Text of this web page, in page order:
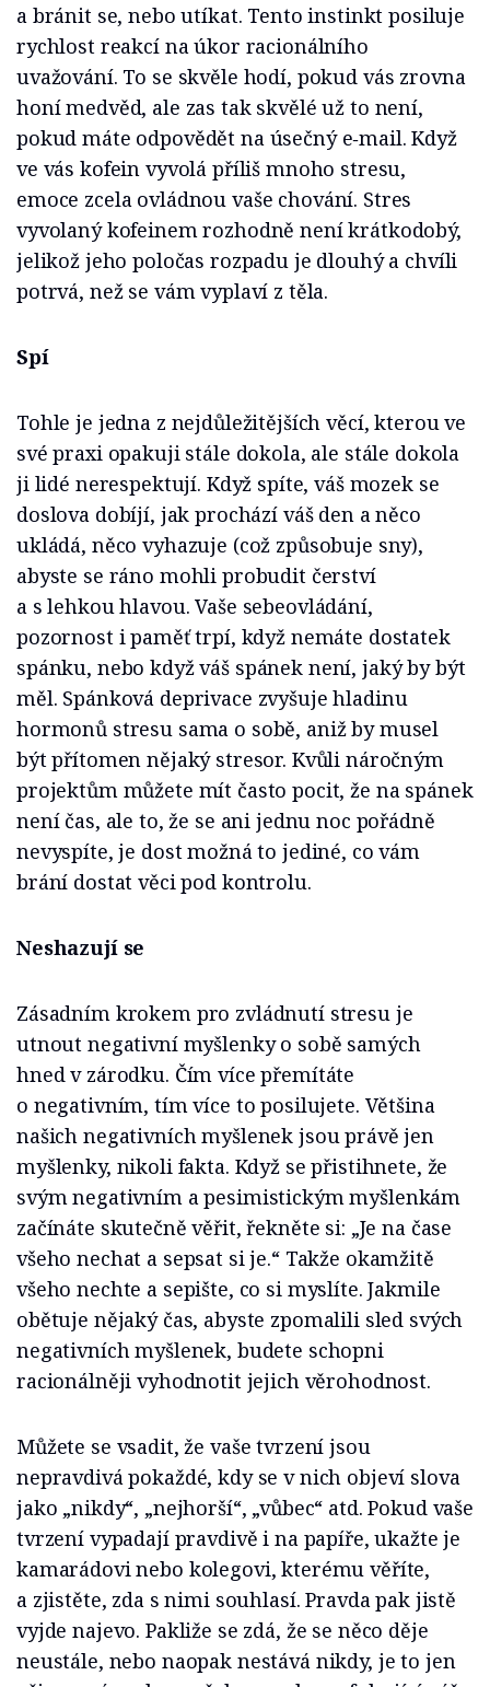
a bránit se, nebo utíkat. Tento instinkt posiluje
rychlost reakcí na úkor racionálního
uvažování. To se skvěle hodí, pokud vás zrovna
honí medvěd, ale zas tak skvělé už to není,
pokud máte odpovědět na úsečný e‑mail. Když
ve vás kofein vyvolá příliš mnoho stresu,
emoce zcela ovládnou vaše chování. Stres
vyvolaný kofeinem rozhodně není krátkodobý,
jelikož jeho poločas rozpadu je dlouhý a chvíli
potrvá, než se vám vyplaví z těla.
Spí
Tohle je jedna z nejdůležitějších věcí, kterou ve
své praxi opakuji stále dokola, ale stále dokola
ji lidé nerespektují. Když spíte, váš mozek se
doslova dobíjí, jak prochází váš den a něco
ukládá, něco vyhazuje (což způsobuje sny),
abyste se ráno mohli probudit čerství
a s lehkou hlavou. Vaše sebeovládání,
pozornost i paměť trpí, když nemáte dostatek
spánku, nebo když váš spánek není, jaký by být
měl. Spánková deprivace zvyšuje hladinu
hormonů stresu sama o sobě, aniž by musel
být přítomen nějaký stresor. Kvůli náročným
projektům můžete mít často pocit, že na spánek
není čas, ale to, že se ani jednu noc pořádně
nevyspíte, je dost možná to jediné, co vám
brání dostat věci pod kontrolu.
Neshazují se
Zásadním krokem pro zvládnutí stresu je
utnout negativní myšlenky o sobě samých
hned v zárodku. Čím více přemítáte
o negativním, tím více to posilujete. Většina
našich negativních myšlenek jsou právě jen
myšlenky, nikoli fakta. Když se přistihnete, že
svým negativním a pesimistickým myšlenkám
začínáte skutečně věřit, řekněte si: „Je na čase
všeho nechat a sepsat si je.“ Takže okamžitě
všeho nechte a sepište, co si myslíte. Jakmile
obětuje nějaký čas, abyste zpomalili sled svých
negativních myšlenek, budete schopni
racionálněji vyhodnotit jejich věrohodnost.
Můžete se vsadit, že vaše tvrzení jsou
nepravdivá pokaždé, kdy se v nich objeví slova
jako „nikdy“, „nejhorší“, „vůbec“ atd. Pokud vaše
tvrzení vypadají pravdivě i na papíře, ukažte je
kamarádovi nebo kolegovi, kterému věříte,
a zjistěte, zda s nimi souhlasí. Pravda pak jistě
vyjde najevo. Pakliže se zdá, že se něco děje
neustále, nebo naopak nestává nikdy, je to jen